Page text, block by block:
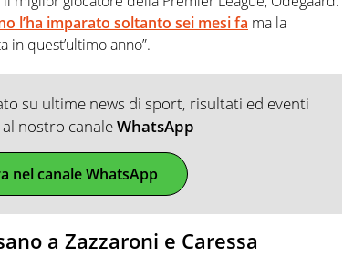
l’ha imparato soltanto sei mesi fa ma la
in quest’ultimo anno”.
su ultime news di sport, risultati ed eventi
nostro canaleWhatsApp
nel canale WhatsApp
a Zazzaroni e Caressa